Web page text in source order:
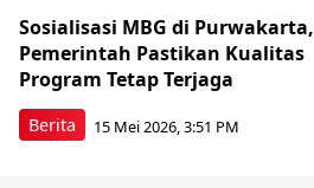
Berita
Sosialisasi MBG di Purwakarta,
Pemerintah Pastikan Kualitas
Program Tetap Terjaga
15 Mei 2026, 3:51 PM